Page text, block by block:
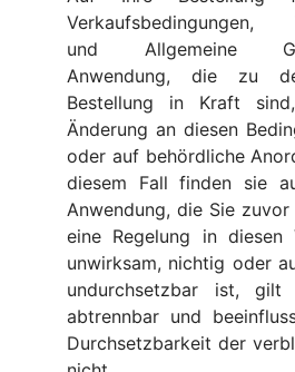
Verkaufsbedingungen,
und Allgemeine
Anwendung, die zu
Bestellung in Kraft
Änderung an diesen
oder auf behördliche
diesem Fall finden sie
Anwendung, die Sie
eine Regelung in diesen
unwirksam, nichtig oder
undurchsetzbar ist, gilt
abtrennbar und
Durchsetzbarkeit der